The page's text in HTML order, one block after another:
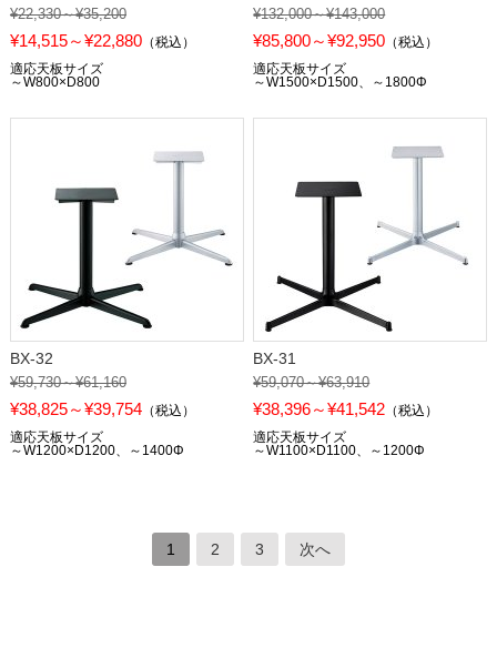
¥22,330～¥35,200
¥14,515～¥22,880（税込）
適応天板サイズ
～W800×D800
¥132,000～¥143,000
¥85,800～¥92,950 （税込）
適応天板サイズ
～W1500×D1500、～1800Φ
BX-32
¥59,730～¥61,160
¥38,825～¥39,754（税込）
適応天板サイズ
～W1200×D1200、～1400Φ
BX-31
¥59,070～¥63,910
¥38,396～¥41,542 （税込）
適応天板サイズ
～W1100×D1100、～1200Φ
1 2 3 次へ